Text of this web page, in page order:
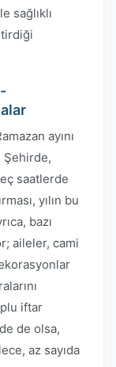
sağlıklı
ayını
saatlerde
yılın bu
bazı
aileler, cami
iftar
de olsa,
az sayıda